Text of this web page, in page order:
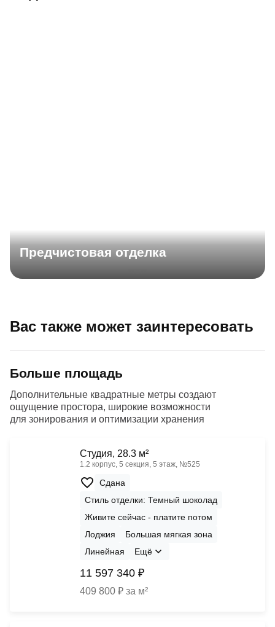
Предчистовая отделка
Вас также может заинтересовать
Больше площадь
Дополнительные квадратные метры создают
ощущение простора, широкие возможности
для зонирования и оптимизации хранения
Cтудия, 28.3 м²
1.2 корпус, 5 секция, 5 этаж, №525
Сдана
Стиль отделки: Темный шоколад
Живите сейчас - платите потом
Лоджия
Большая мягкая зона
Линейная
Ещё
11 597 340 ₽
409 800 ₽ за м²